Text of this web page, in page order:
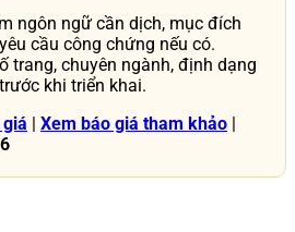
ngôn ngữ cần dịch, mục đích
cầu công chứng nếu có.
trang, chuyên ngành, định dạng
khi triển khai.
| Xem báo giá tham khảo |